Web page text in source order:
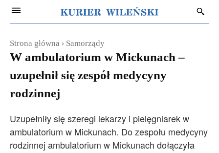
Strona główna Samorządy
W ambulatorium w Mickunach –
uzupełnił się zespół medycyny
rodzinnej
Uzupełniły się szeregi lekarzy i pielęgniarek w
ambulatorium w Mickunach. Do zespołu medycyny
rodzinnej ambulatorium w Mickunach dołączyła